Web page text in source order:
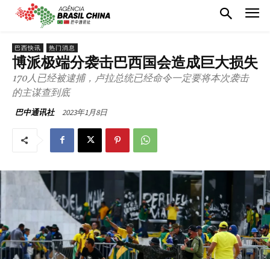
巴西快讯 热门消息
博派极端分袭击巴西国会造成巨大损失
170人已经被逮捕，卢拉总统已经命令一定要将本次袭击
的主谋查到底
巴中通讯社 2023年1月8日